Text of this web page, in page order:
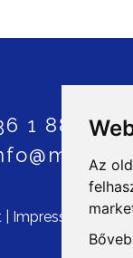
Az
1
| Impresszum|